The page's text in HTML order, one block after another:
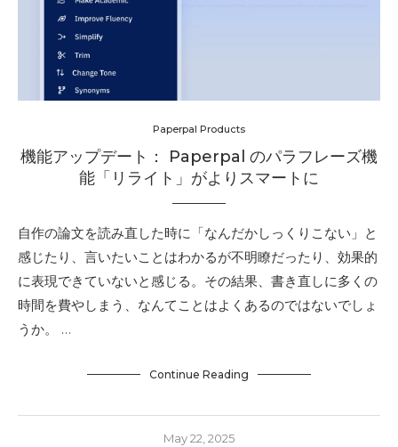
Paperpal Products
機能アップデート： Paperpal のパラフレーズ機
能「リライト」がよりスマートに
自作の論文を読み直した時に「なんだかしっくりこない」と
感じたり、言いたいことはわかるが不明瞭だったり、効果的
に表現できていないと感じる。その結果、書き直しに多くの
時間を費やしまう、なんてことはよくあるのではないでしょ
うか。 …
Continue Reading
May 22, 2025